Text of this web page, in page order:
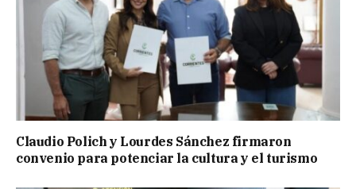
Claudio Polich y Lourdes Sánchez firmaron
convenio para potenciar la cultura y el turismo